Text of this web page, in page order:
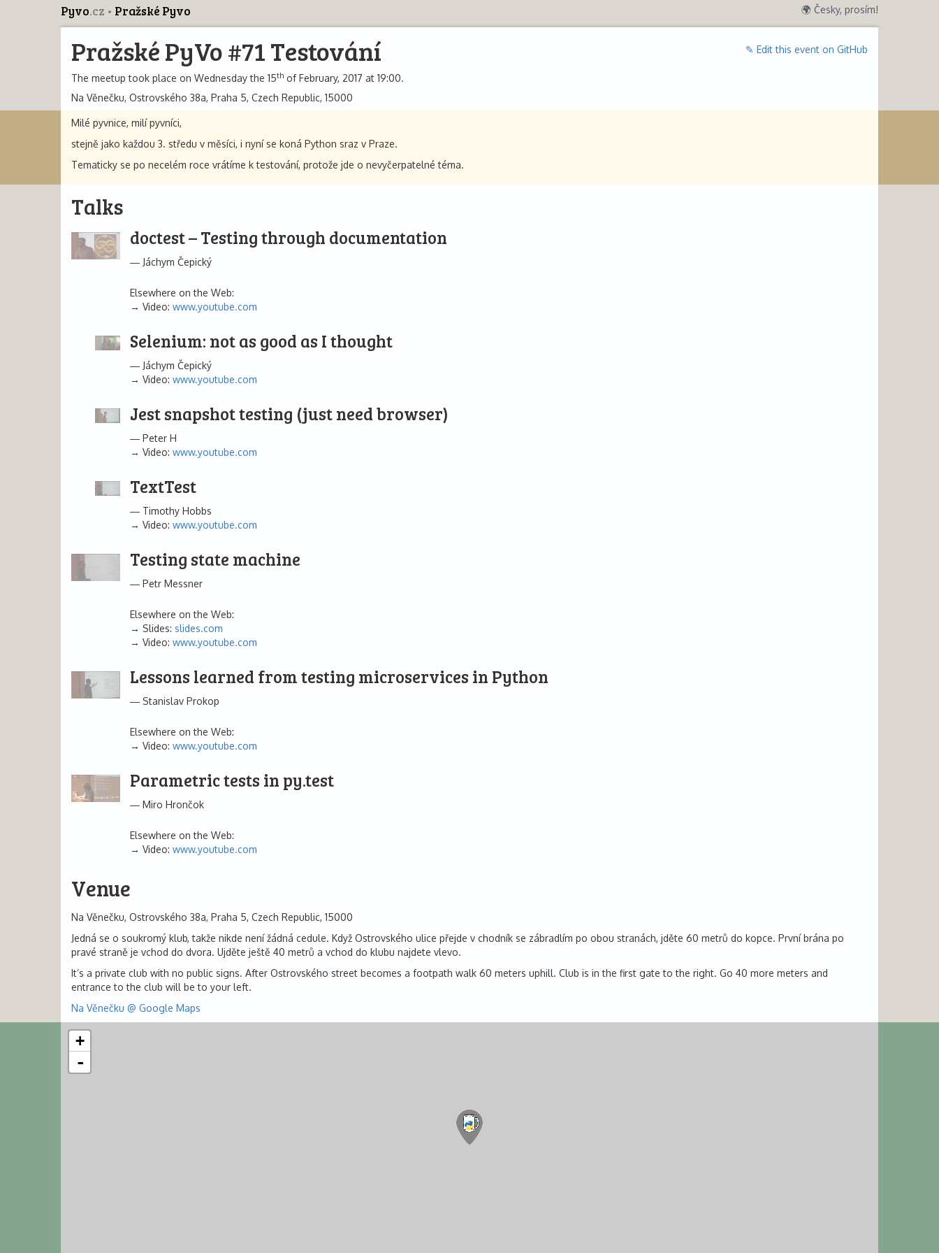
Pyvo.cz Pražské Pyvo 🌍 Česky, prosím!
✎ Edit this event on GitHub
Pražské PyVo #71 Testování
The meetup took place on Wednesday the 15th of February, 2017 at 19:00.
Na Věnečku, Ostrovského 38a, Praha 5, Czech Republic, 15000
Milé pyvnice, milí pyvníci,
stejně jako každou 3. středu v měsíci, i nyní se koná Python sraz v Praze.
Tematicky se po necelém roce vrátíme k testování, protože jde o nevyčerpatelné téma.
Talks
doctest – Testing through documentation
Jáchym Čepický
Elsewhere on the Web:
Video: www.youtube.com
Selenium: not as good as I thought
Jáchym Čepický
Video: www.youtube.com
Jest snapshot testing (just need browser)
Peter H
Video: www.youtube.com
TextTest
Timothy Hobbs
Video: www.youtube.com
Testing state machine
Petr Messner
Elsewhere on the Web:
Slides: slides.com
Video: www.youtube.com
Lessons learned from testing microservices in Python
Stanislav Prokop
Elsewhere on the Web:
Video: www.youtube.com
Parametric tests in py.test
Miro Hrončok
Elsewhere on the Web:
Video: www.youtube.com
Venue
Na Věnečku, Ostrovského 38a, Praha 5, Czech Republic, 15000
Jedná se o soukromý klub, takže nikde není žádná cedule. Když Ostrovského ulice přejde v chodník se zábradlím po obou stranách, jděte 60 metrů do kopce. První brána po
pravé straně je vchod do dvora. Ujděte ještě 40 metrů a vchod do klubu najdete vlevo.
It’s a private club with no public signs. After Ostrovského street becomes a footpath walk 60 meters uphill. Club is in the first gate to the right. Go 40 more meters and
entrance to the club will be to your left.
Na Věnečku @ Google Maps
+
-